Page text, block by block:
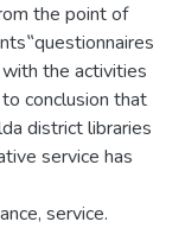
the point of
the activities
conclusion that
district libraries
service has
service.